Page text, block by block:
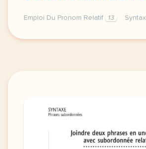
Emploi Du Pronom Relatif 13
joindre deux phrases en une